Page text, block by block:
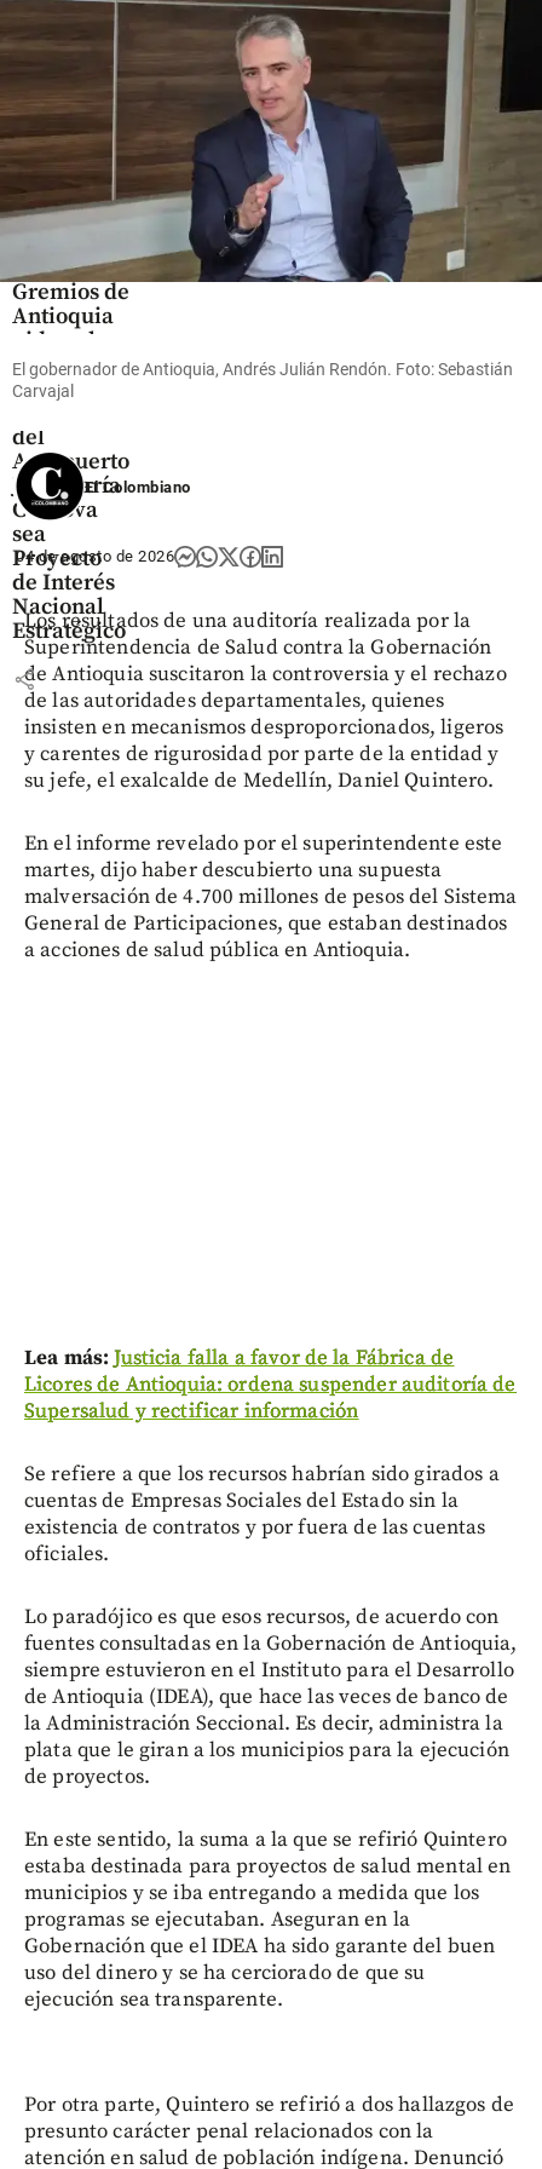
las
crecen
share
Antioquia
Gremios de
Antioquia
piden al
Gobierno
que
del
Aeropuerto
José María
Córdova
sea
Proyecto
de Interés
Nacional
Estratégico
share
El gobernador de Antioquia, Andrés Julián Rendón. Foto: Sebastián
Carvajal
El Colombiano
04 de agosto de 2026
Los resultados de una auditoría realizada por la
Superintendencia de Salud contra la Gobernación
de Antioquia suscitaron la controversia y el rechazo
de las autoridades departamentales, quienes
insisten en mecanismos desproporcionados, ligeros
y carentes de rigurosidad por parte de la entidad y
su jefe, el exalcalde de Medellín, Daniel Quintero.
En el informe revelado por el superintendente este
martes, dijo haber descubierto una supuesta
malversación de 4.700 millones de pesos del Sistema
General de Participaciones, que estaban destinados
a acciones de salud pública en Antioquia.
Lea más:Justicia falla a favor de la Fábrica de
Licores de Antioquia: ordena suspender auditoría de
Supersalud y rectificar información
Se refiere a que los recursos habrían sido girados a
cuentas de Empresas Sociales del Estado sin la
existencia de contratos y por fuera de las cuentas
oficiales.
Lo paradójico es que esos recursos, de acuerdo con
fuentes consultadas en la Gobernación de Antioquia,
siempre estuvieron en el Instituto para el Desarrollo
de Antioquia (IDEA), que hace las veces de banco de
la Administración Seccional. Es decir, administra la
plata que le giran a los municipios para la ejecución
de proyectos.
En este sentido, la suma a la que se refirió Quintero
estaba destinada para proyectos de salud mental en
municipios y se iba entregando a medida que los
programas se ejecutaban. Aseguran en la
Gobernación que el IDEA ha sido garante del buen
uso del dinero y se ha cerciorado de que su
ejecución sea transparente.
Por otra parte, Quintero se refirió a dos hallazgos de
presunto carácter penal relacionados con la
atención en salud de población indígena. Denunció